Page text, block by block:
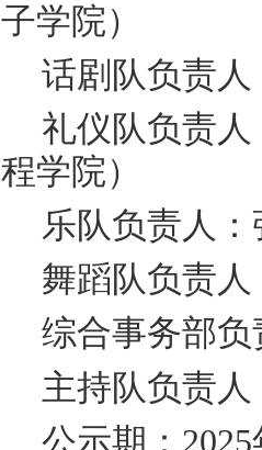
子学院）
话剧队负责人
礼仪队负责人
程学院）
乐队负责人：
舞蹈队负责人
综合事务部负
主持队负责人
公示期：